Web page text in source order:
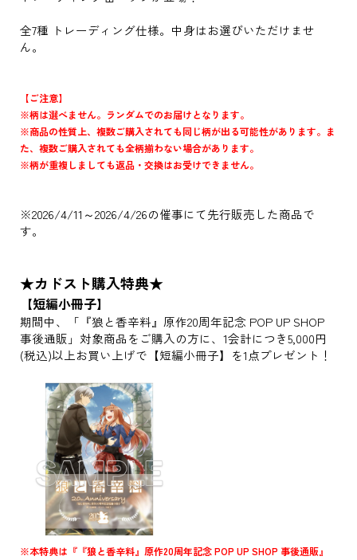
全7種 トレーディング仕様。中身はお選びいただけませ
ん。
【ご注意】
※柄は選べません。ランダムでのお届けとなります。
※商品の性質上、複数ご購入されても同じ柄が出る可能性があります。ま
た、複数ご購入されても全柄揃わない場合があります。
※柄が重複しましても返品・交換はお受けできません。
※2026/4/11～2026/4/26の催事にて先行販売した商品で
す。
★カドスト購入特典★
【短編小冊子】
期間中、「『狼と香辛料』原作20周年記念 POP UP SHOP
事後通販」対象商品をご購入の方に、1会計につき5,000円
(税込)以上お買い上げで【短編小冊子】を1点プレゼント！
※本特典は『『狼と香辛料』原作20周年記念 POP UP SHOP 事後通販』